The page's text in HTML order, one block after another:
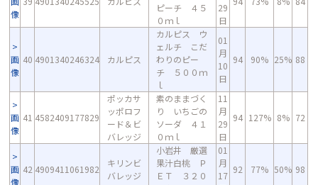
像
ピーチ ４５
０ｍｌ
29
日
画
像
40 4901340246324 カルピス
カルピス ウ
ェルチ こだ
わりのピー
チ ５００ｍ
ｌ
01
月
10
日
94 90% 25% 88
画
像
41 4582409177829
ポッカサ
ッポロフ
ード＆ビ
バレッジ
素のままづく
り いちごの
ソーダ ４１
０ｍｌ
11
月
29
日
94 127% 8% 72
画
像
42 4909411061982
キリンビ
バレッジ
小岩井 厳選
果汁白桃 Ｐ
ＥＴ ３２０
01
月
17
92 77% 50% 98